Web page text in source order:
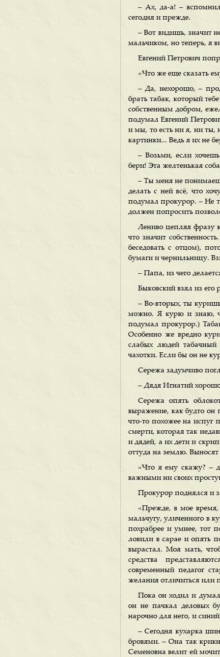
– Ах, да-а! –
сегодня и прежде.
– Вот видишь, значит
мальчиком, но теперь, я
Евгений Петрович
«Что же еще сказать
– Да, нехорошо, –
брать табак, который
собственным добром,
подумал Евгений
и мы, то есть ни я, ни ты,
картинки... Ведь я их не
– Возьми, если
бери! Эта желтенькая
– Ты меня не
делать с ней всё, что
подумал прокурор. – Не
должен попросить
Лениво цепляя фразу
что значит
беседовать с отцом),
бумаги и чернильницу.
– Папа, из чего
Быковский взял из
– Во-вторых, ты
можно. Я курю и знаю,
подумал прокурор.)
Особенно же вредно
слабых людей
чахотки. Если бы он не
Сережа задумчиво
– Дядя Игнатий хорошо
Сережа опять
выражение, как будто он
что-то похожее на испуг
смерти, которая так
и дядей, а их дети и
оттуда на землю.
«Что я ему скажу? –
важными ни своих
Прокурор поднялся и
«Прежде, в мое
мальчугу, уличенного в
похрабрее и умнее, тот
ловили в сарае и опять
вырастал. Моя мать,
средства
современный педагог
желания отличиться или
Пока он ходил и
он не пачкал деловых
нарочно для него, и
– Сегодня кухарка
бровями. – Она так
Семеновна велит ей